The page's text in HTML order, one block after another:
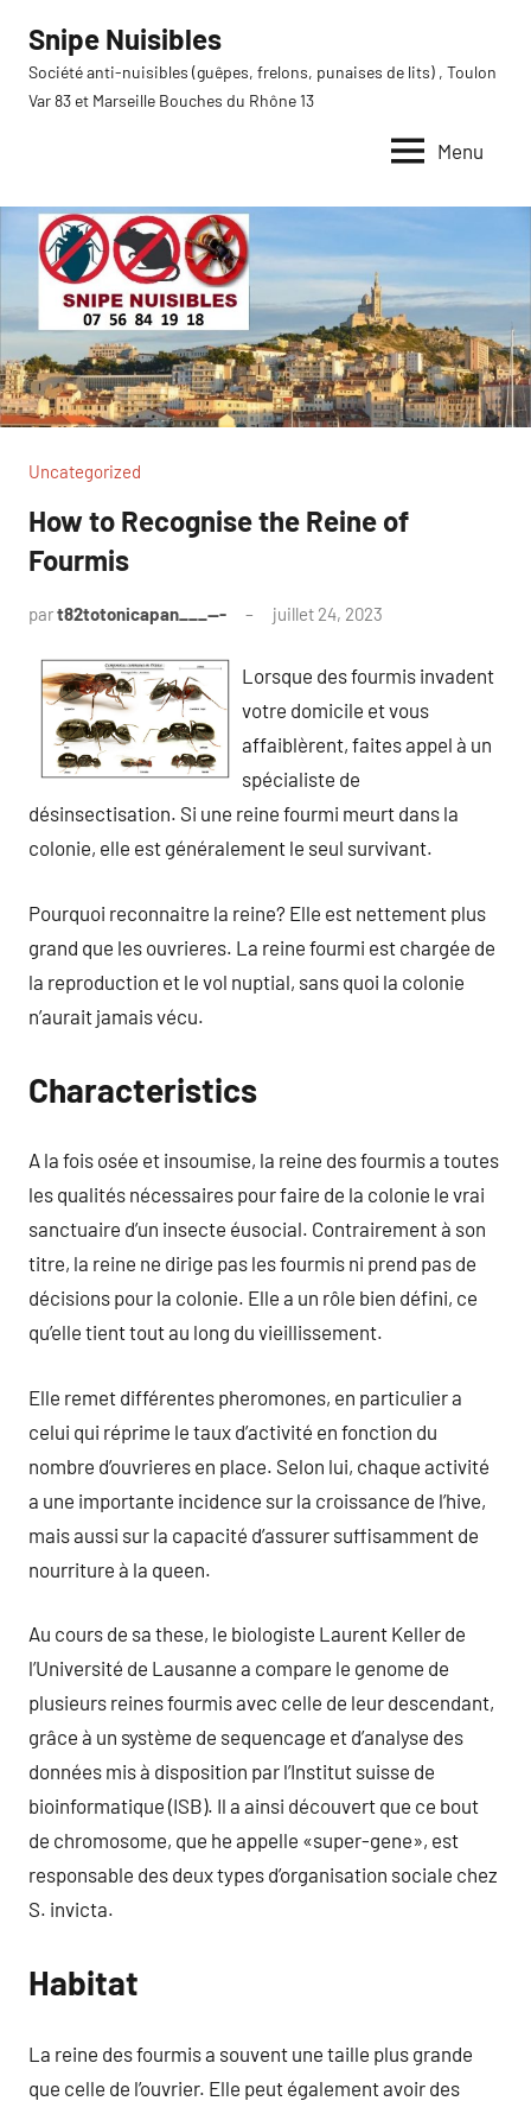
contenu
Snipe Nuisibles
Société anti-nuisibles (guêpes, frelons, punaises de lits) , Toulon
Var 83 et Marseille Bouches du Rhône 13
Menu
Uncategorized
How to Recognise the Reine of
Fourmis
part82totonicapan___--- juillet 24, 2023
Lorsque des fourmis invadent
votre domicile et vous
affaiblèrent, faites appel à un
spécialiste de
désinsectisation. Si une reine fourmi meurt dans la
colonie, elle est généralement le seul survivant.
Pourquoi reconnaitre la reine? Elle est nettement plus
grand que les ouvrieres. La reine fourmi est chargée de
la reproduction et le vol nuptial, sans quoi la colonie
n’aurait jamais vécu.
Characteristics
A la fois osée et insoumise, la reine des fourmis a toutes
les qualités nécessaires pour faire de la colonie le vrai
sanctuaire d’un insecte éusocial. Contrairement à son
titre, la reine ne dirige pas les fourmis ni prend pas de
décisions pour la colonie. Elle a un rôle bien défini, ce
qu’elle tient tout au long du vieillissement.
Elle remet différentes pheromones, en particulier a
celui qui réprime le taux d’activité en fonction du
nombre d’ouvrieres en place. Selon lui, chaque activité
a une importante incidence sur la croissance de l’hive,
mais aussi sur la capacité d’assurer suffisamment de
nourriture à la queen.
Au cours de sa these, le biologiste Laurent Keller de
l’Université de Lausanne a compare le genome de
plusieurs reines fourmis avec celle de leur descendant,
grâce à un système de sequencage et d’analyse des
données mis à disposition par l’Institut suisse de
bioinformatique (ISB). Il a ainsi découvert que ce bout
de chromosome, que he appelle «super-gene», est
responsable des deux types d’organisation sociale chez
S. invicta.
Habitat
La reine des fourmis a souvent une taille plus grande
que celle de l’ouvrier. Elle peut également avoir des